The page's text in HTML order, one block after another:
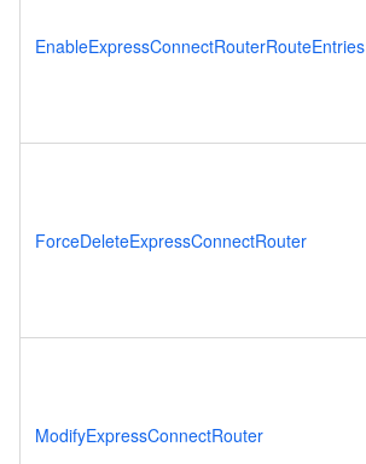
EnableExpressConnectRouterRouteEntries
ForceDeleteExpressConnectRouter
ModifyExpressConnectRouter